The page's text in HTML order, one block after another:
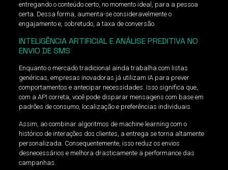
entregando o conteúdo certo, no momento ideal, para a pessoa
certa. Dessa forma, aumenta-se consideravelmente o
engajamento e, sobretudo, a taxa de conversão.
INTELIGÊNCIA ARTIFICIAL E ANÁLISE PREDITIVA NO
ENVIO DE SMS
Enquanto o mercado tradicional ainda trabalha com listas
genéricas, empresas inovadoras já utilizam IA para prever
comportamentos e antecipar necessidades. Isso significa que,
com a API correta, você pode disparar mensagens com base em
padrões de consumo, localização e preferências individuais.
Assim, ao combinar algoritmos de machine learning com o
histórico de interações dos clientes, a entrega se torna altamente
personalizada. Consequentemente, isso reduz os envios
desnecessários e melhora drasticamente a performance das
campanhas.